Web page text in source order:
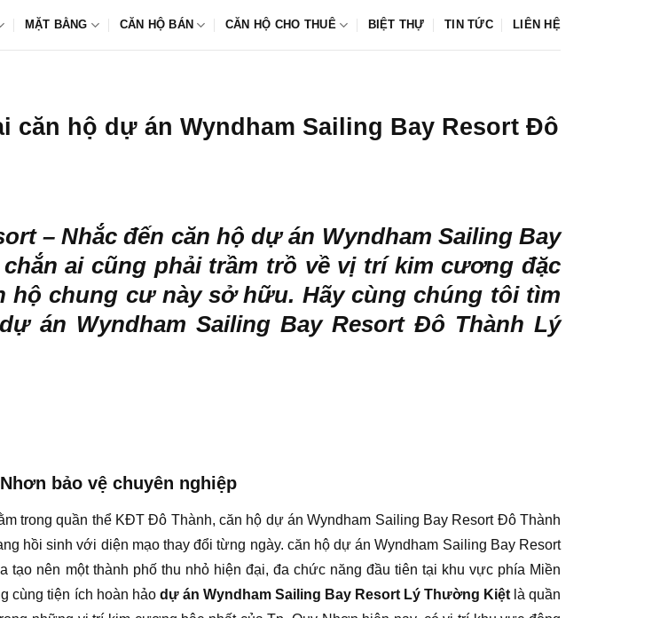
MẶT BẰNG CĂN HỘ BÁN CĂN HỘ CHO THUÊ BIỆT THỰ TIN TỨC LIÊN HỆ
căn hộ dự án Wyndham Sailing Bay Resort Đô
– Nhắc đến căn hộ dự án Wyndham Sailing Bay
ai cũng phải trầm trồ về vị trí kim cương đặc
hộ chung cư này sở hữu. Hãy cùng chúng tôi tìm
án Wyndham Sailing Bay Resort Đô Thành Lý
bảo vệ chuyên nghiệp
trong quần thể KĐT Đô Thành, căn hộ dự án Wyndham Sailing Bay Resort Đô Thành
hồi sinh với diện mạo thay đổi từng ngày. căn hộ dự án Wyndham Sailing Bay Resort
nên một thành phố thu nhỏ hiện đại, đa chức năng đầu tiên tại khu vực phía Miền
cùng tiện ích hoàn hảo dự án Wyndham Sailing Bay Resort Lý Thường Kiệtlà quần